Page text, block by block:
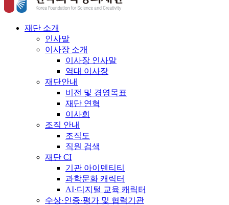
재단 소개
인사말
이사장 소개
이사장 인사말
역대 이사장
재단안내
비전 및 경영목표
재단 연혁
이사회
조직 안내
조직도
직원 검색
재단 CI
기관 아이덴티티
과학문화 캐릭터
AI·디지털 교육 캐릭터
수상·인증·평가 및 협력기관